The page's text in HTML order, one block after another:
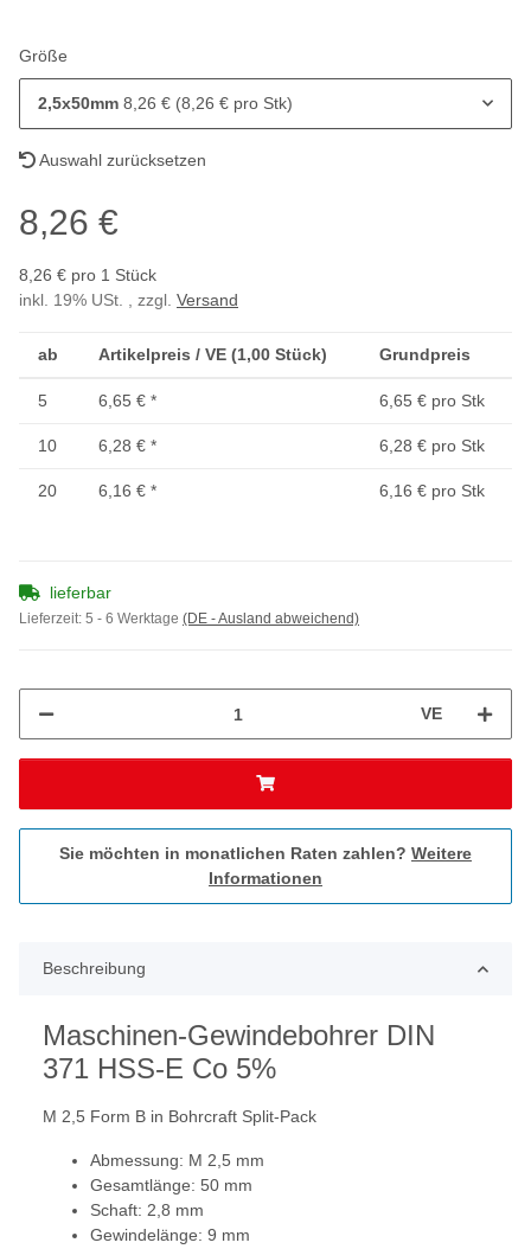
Größe
2,5x50mm 8,26 € (8,26 € pro Stk)
Auswahl zurücksetzen
8,26 €
8,26 € pro 1 Stück
inkl. 19% USt. , zzgl. Versand
ab Artikelpreis / VE (1,00 Stück) Grundpreis
5 6,65 € * 6,65 € pro Stk
10 6,28 € * 6,28 € pro Stk
20 6,16 € * 6,16 € pro Stk
lieferbar
Lieferzeit: 5 - 6 Werktage (DE - Ausland abweichend)
VE
Sie möchten in monatlichen Raten zahlen? Weitere
Informationen
Beschreibung
Maschinen-Gewindebohrer DIN
371 HSS-E Co 5%
M 2,5 Form B in Bohrcraft Split-Pack
Abmessung: M 2,5 mm
Gesamtlänge: 50 mm
Schaft: 2,8 mm
Gewindelänge: 9 mm